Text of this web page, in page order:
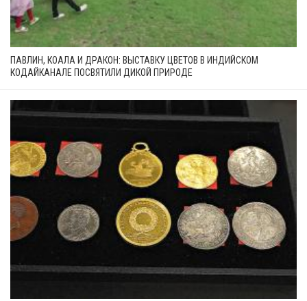
ПАВЛИН, КОАЛА И ДРАКОН: ВЫСТАВКУ ЦВЕТОВ В ИНДИЙСКОМ
КОДАЙКАНАЛЕ ПОСВЯТИЛИ ДИКОЙ ПРИРОДЕ